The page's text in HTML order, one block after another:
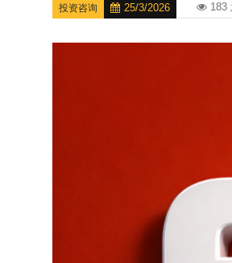
投资咨询 25/3/2026 183